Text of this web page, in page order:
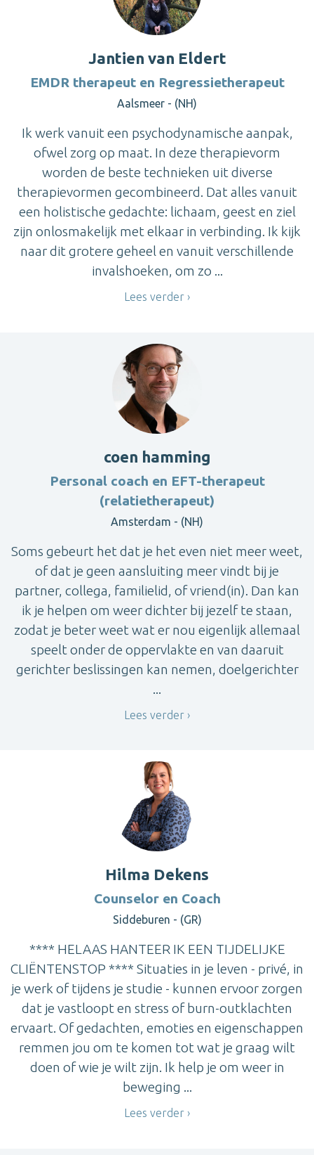
Jantien van Eldert
EMDR therapeut en Regressietherapeut
Aalsmeer - (NH)
Ik werk vanuit een psychodynamische aanpak,
ofwel zorg op maat. In deze therapievorm
worden de beste technieken uit diverse
therapievormen gecombineerd. Dat alles vanuit
een holistische gedachte: lichaam, geest en ziel
zijn onlosmakelijk met elkaar in verbinding. Ik kijk
naar dit grotere geheel en vanuit verschillende
invalshoeken, om zo ...
Lees verder
coen hamming
Personal coach en EFT-therapeut
(relatietherapeut)
Amsterdam - (NH)
Soms gebeurt het dat je het even niet meer weet,
of dat je geen aansluiting meer vindt bij je
partner, collega, familielid, of vriend(in). Dan kan
ik je helpen om weer dichter bij jezelf te staan,
zodat je beter weet wat er nou eigenlijk allemaal
speelt onder de oppervlakte en van daaruit
gerichter beslissingen kan nemen, doelgerichter
...
Lees verder
Hilma Dekens
Counselor en Coach
Siddeburen - (GR)
**** HELAAS HANTEER IK EEN TIJDELIJKE
CLIËNTENSTOP **** Situaties in je leven - privé, in
je werk of tijdens je studie - kunnen ervoor zorgen
dat je vastloopt en stress of burn-outklachten
ervaart. Of gedachten, emoties en eigenschappen
remmen jou om te komen tot wat je graag wilt
doen of wie je wilt zijn. Ik help je om weer in
beweging ...
Lees verder